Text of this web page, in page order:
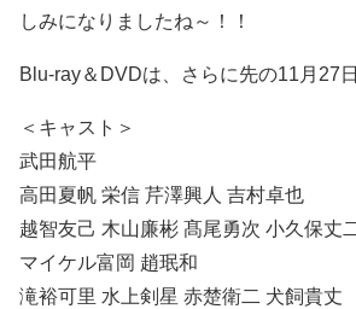
しみになりましたね～！！
Blu-ray＆DVDは、さらに先の11月27
＜キャスト＞
武田航平
高田夏帆 栄信 芹澤興人 吉村卓也
越智友己 木山廉彬 髙尾勇次 小久保丈
マイケル富岡 趙珉和
滝裕可里 水上剣星 赤楚衛二 犬飼貴丈